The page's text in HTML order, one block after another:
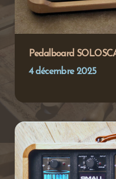
Pedalboard
4 décembre 2025